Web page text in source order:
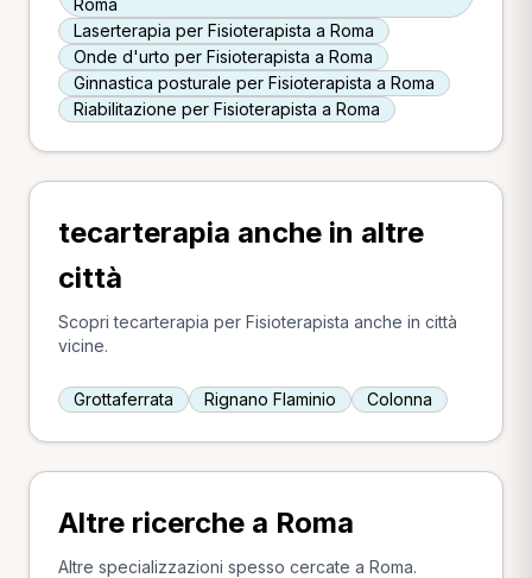
Laserterapia per Fisioterapista a Roma
Onde d'urto per Fisioterapista a Roma
Ginnastica posturale per Fisioterapista a Roma
Riabilitazione per Fisioterapista a Roma
tecarterapia anche in altre
città
Scopri tecarterapia per Fisioterapista anche in città
vicine.
Grottaferrata Rignano Flaminio Colonna
Altre ricerche a Roma
Altre specializzazioni spesso cercate a Roma.